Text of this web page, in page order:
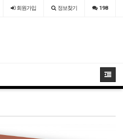
회원가입 정보찾기 198